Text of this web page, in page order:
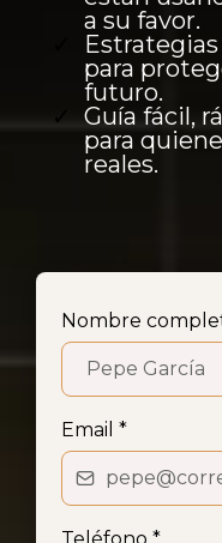
a su favor.
para
futuro.
Guía fácil,
para
reales.
Nombre
Email *